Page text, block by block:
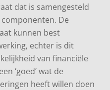
dat is samengesteld
De
kunnen best
echter is dit
van financiële
‘goed’ wat de
heeft willen doen